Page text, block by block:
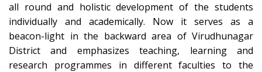
all round and holistic development of the students
individually and academically. Now it serves as a
beacon-light in the backward area of Virudhunagar
District and emphasizes teaching, learning and
research programmes in different faculties to the